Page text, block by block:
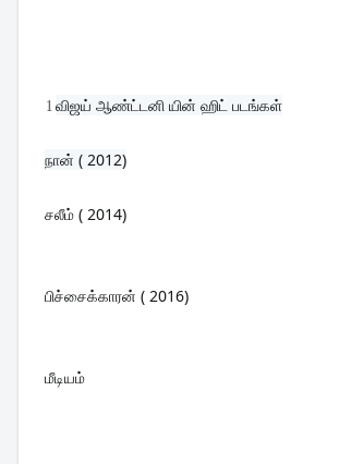
1 விஜய் ஆண்ட்டனி யின் ஹிட் படங்கள்
நான் ( 2012)
சலீம் ( 2014)
பிச்சைக்காரன் ( 2016)
மீடியம்